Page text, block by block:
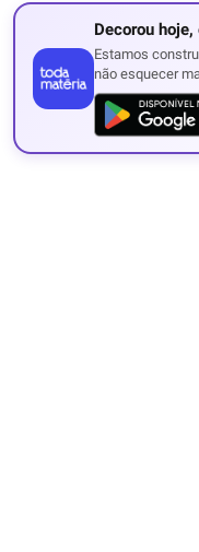
Decorou
Estamos
não esquecer